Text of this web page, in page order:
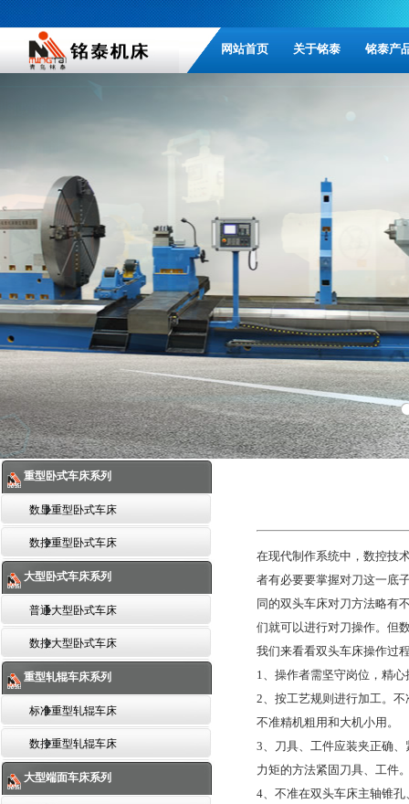
网站首页 关于铭泰 铭泰产
重型卧式车床系列
数显重型卧式车床
数控重型卧式车床
大型卧式车床系列
普通大型卧式车床
数控大型卧式车床
重型轧辊车床系列
标准重型轧辊车床
数控重型轧辊车床
大型端面车床系列
在现代制作系统中，数控技
者有必要要掌握对刀这一底
同的双头车床对刀方法略有
们就可以进行对刀操作。但
我们来看看双头车床操作过
1、操作者需坚守岗位，精
2、按工艺规则进行加工。
不准精机粗用和大机小用。
3、刀具、工件应装夹正确
力矩的方法紧固刀具、工件
4、不准在双头车床主轴锥